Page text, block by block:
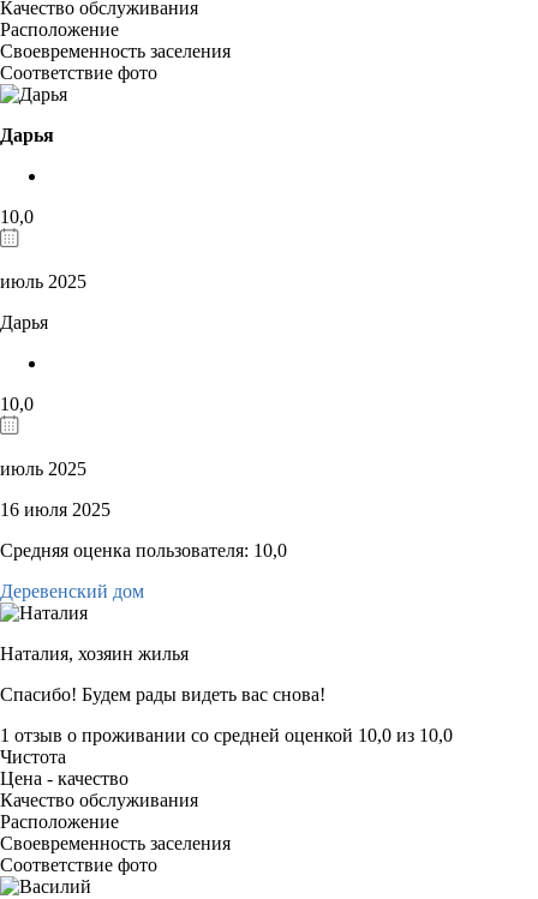
Качество обслуживания
Расположение
Своевременность заселения
Соответствие фото
Дарья
10,0
июль 2025
Дарья
10,0
июль 2025
16 июля 2025
Средняя оценка пользователя: 10,0
Деревенский дом
Наталия, хозяин жилья
Спасибо! Будем рады видеть вас снова!
1 отзыв о проживании со средней оценкой 10,0 из 10,0
Чистота
Цена - качество
Качество обслуживания
Расположение
Своевременность заселения
Соответствие фото